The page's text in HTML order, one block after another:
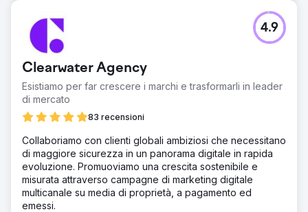
Clearwater Agency
Esistiamo per far crescere i marchi e trasformarli in leader
di mercato
83 recensioni
4.9
Collaboriamo con clienti globali ambiziosi che necessitano
di maggiore sicurezza in un panorama digitale in rapida
evoluzione. Promuoviamo una crescita sostenibile e
misurata attraverso campagne di marketing digitale
multicanale su media di proprietà, a pagamento ed
emessi.